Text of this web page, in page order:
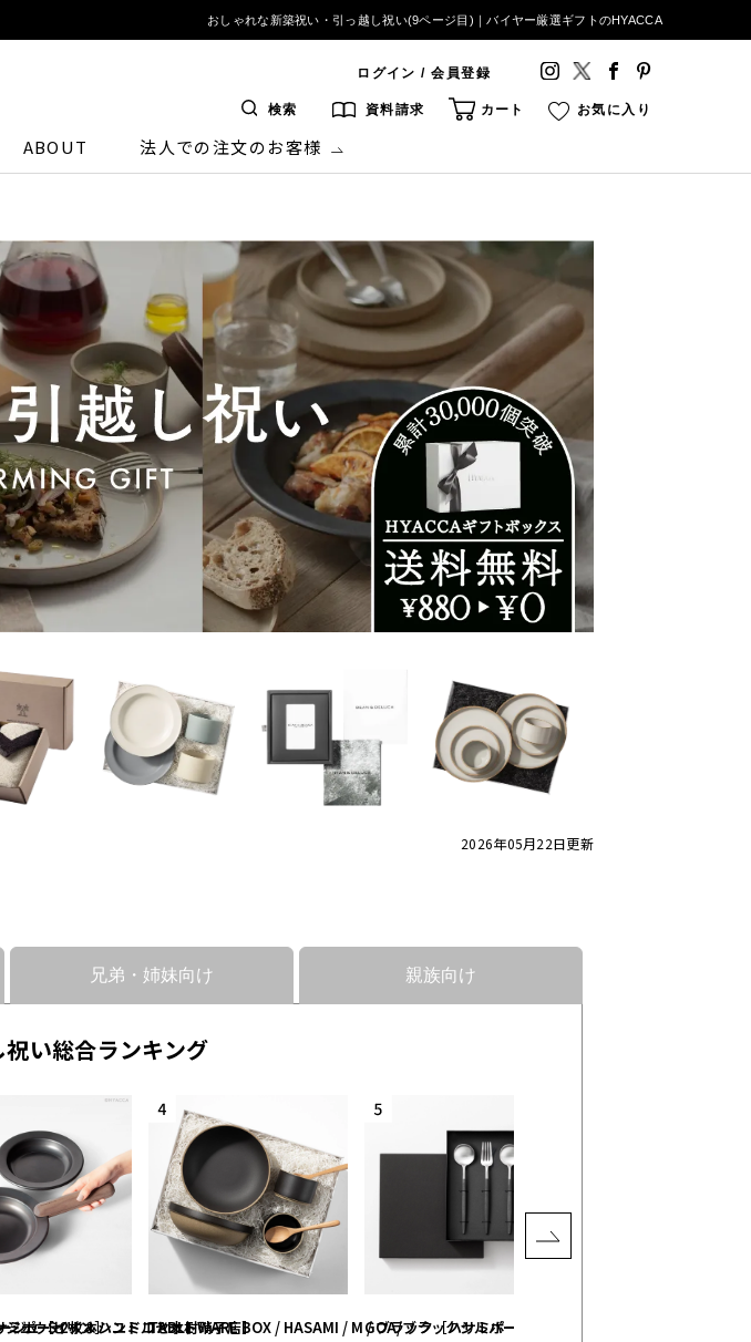
おしゃれな新築祝い・引っ越し祝い(9ページ目)｜バイヤー厳選ギフトのHYACCA
ログイン / 会員登録
検索 資料請求 カート お気に入り
ABOUT 法人での注文のお客様
2026年05月22日更新
兄弟・姉妹向け 親族向け
い総合ランキング
ジュ［イイホシユミコ×木村硝子店］
ミポーセリン］
ュウS 2枚＆ハンドルセットTABLE WARE BOX / HASAMI / M / ブラック［ハサミポーセリン］
GOA/ブラックシルバー 4本セット［クチポール］